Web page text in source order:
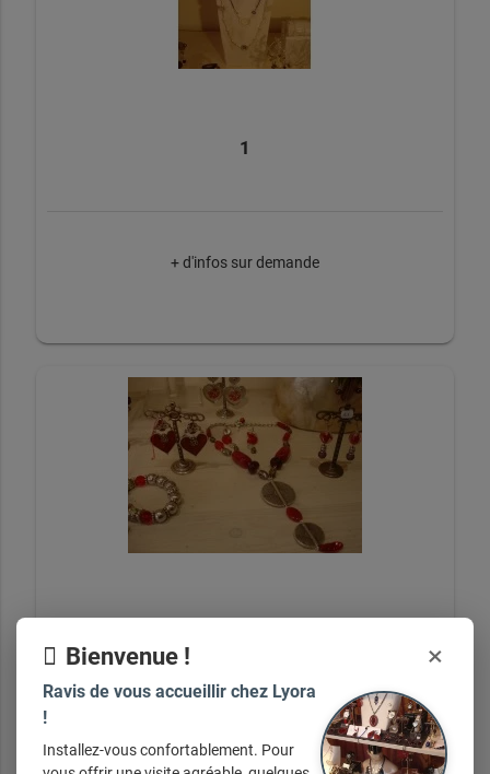
1
+ d'infos sur demande
+ d'infos sur demande
Bienvenue ! ×
Ravis de vous accueillir chez Lyora
!
Installez-vous confortablement. Pour